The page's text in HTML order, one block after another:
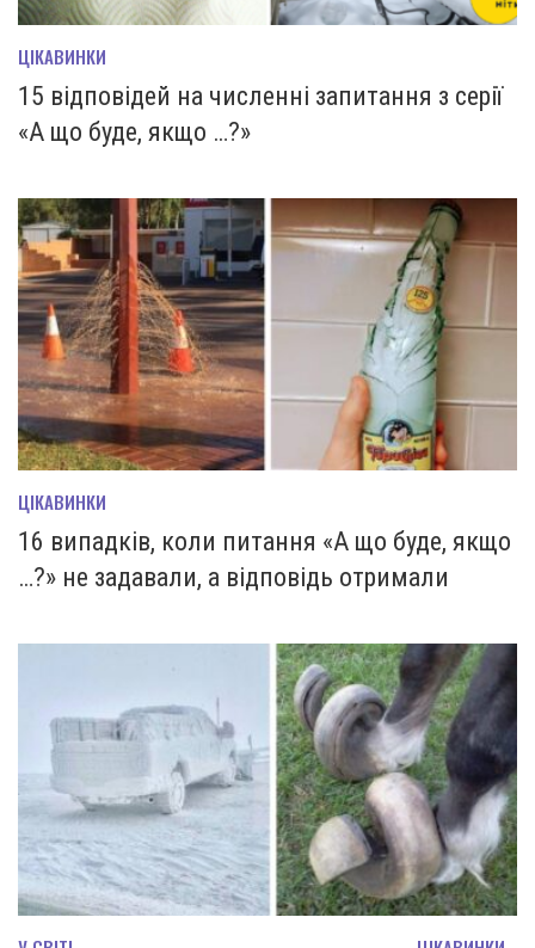
ЦІКАВИНКИ
15 відповідей на численні запитання з серії
«А що буде, якщо …?»
ЦІКАВИНКИ
16 випадків, коли питання «А що буде, якщо
…?» не задавали, а відповідь отримали